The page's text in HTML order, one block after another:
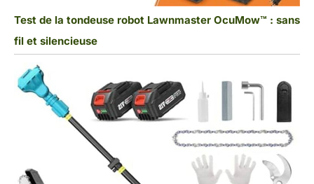
Test de la tondeuse robot Lawnmaster OcuMow™ : sans
fil et silencieuse